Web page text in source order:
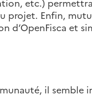
etc.)
projet. Enfin,
d’OpenFisca et
il